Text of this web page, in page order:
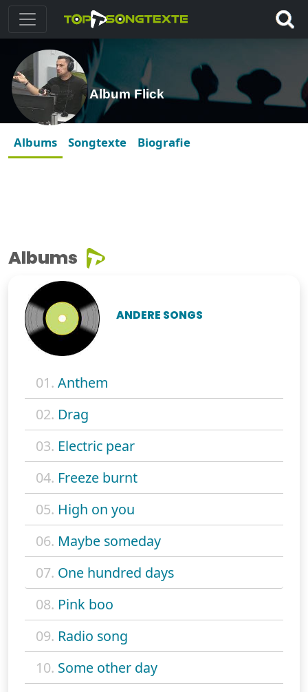
Album Flick
Albums Songtexte Biografie
Albums
ANDERE SONGS
01. Anthem
02. Drag
03. Electric pear
04. Freeze burnt
05. High on you
06. Maybe someday
07. One hundred days
08. Pink boo
09. Radio song
10. Some other day